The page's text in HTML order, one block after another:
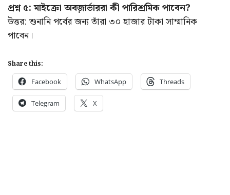
প্রশ্ন ৫: মাইক্রো অবজ়ার্ভাররা কী পারিশ্রমিক পাবেন?
উত্তর: শুনানি পর্বের জন্য তাঁরা ৩০ হাজার টাকা সাম্মানিক
পাবেন।
Share this:
Facebook WhatsApp Threads
Telegram X